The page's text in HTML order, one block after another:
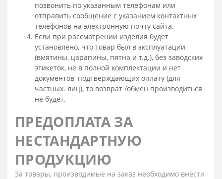
позвонить по указанным телефонам или
отправить сообщение с указанием контактных
телефонов на электронную почту сайта.
Если при рассмотрении изделия будет
установлено, что товар был в эксплуатации
(вмятины, царапины, пятна и т.д.), без заводских
этикеток, не в полной комплектации и нет
документов, подтверждающих оплату (для
частных. лиц), то возврат /обмен производиться
не будет.
ПРЕДОПЛАТА ЗА
НЕСТАНДАРТНУЮ
ПРОДУКЦИЮ
За товары, производимые на заказ необходимо внести